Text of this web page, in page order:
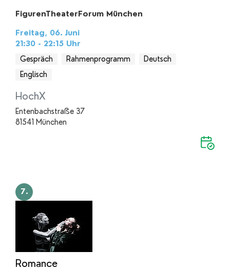
FigurenTheaterForum München
Freitag, 06. Juni
21:30 - 22:15 Uhr
Gespräch
Rahmenprogramm
Deutsch
Englisch
HochX
Entenbachstraße 37
81541 München
7.
Romance